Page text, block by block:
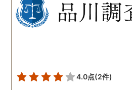
不倫の実態を知ることがで
きませんでしたので、真相
4.0点(2件)